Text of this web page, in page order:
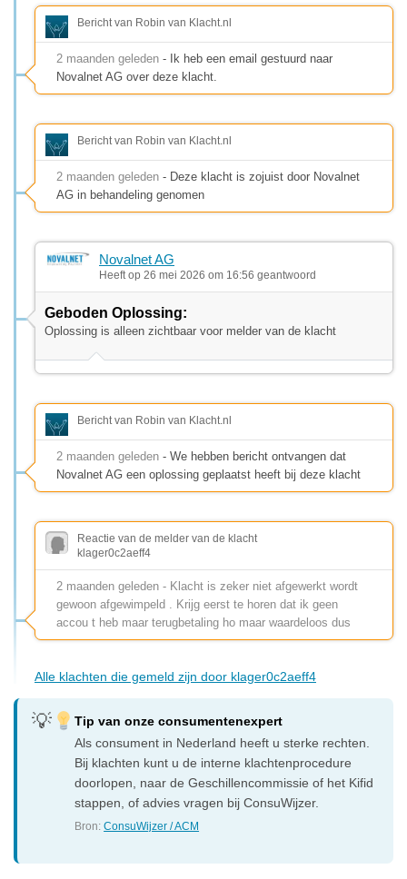
Bericht van Robin van Klacht.nl
2 maanden geleden - Ik heb een email gestuurd naar
Novalnet AG over deze klacht.
Bericht van Robin van Klacht.nl
2 maanden geleden - Deze klacht is zojuist door Novalnet
AG in behandeling genomen
Novalnet AG
Heeft op 26 mei 2026 om 16:56 geantwoord
Geboden Oplossing:
Oplossing is alleen zichtbaar voor melder van de klacht
Bericht van Robin van Klacht.nl
2 maanden geleden - We hebben bericht ontvangen dat
Novalnet AG een oplossing geplaatst heeft bij deze klacht
Reactie van de melder van de klacht
klager0c2aeff4
2 maanden geleden - Klacht is zeker niet afgewerkt wordt
gewoon afgewimpeld . Krijg eerst te horen dat ik geen
accou t heb maar terugbetaling ho maar waardeloos dus
Alle klachten die gemeld zijn door klager0c2aeff4
Tip van onze consumentenexpert
Als consument in Nederland heeft u sterke rechten.
Bij klachten kunt u de interne klachtenprocedure
doorlopen, naar de Geschillencommissie of het Kifid
stappen, of advies vragen bij ConsuWijzer.
Bron:ConsuWijzer / ACM